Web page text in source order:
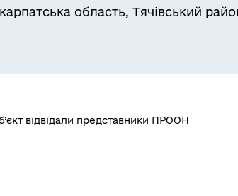
область, Тячівський
відвідали представники ПРООН